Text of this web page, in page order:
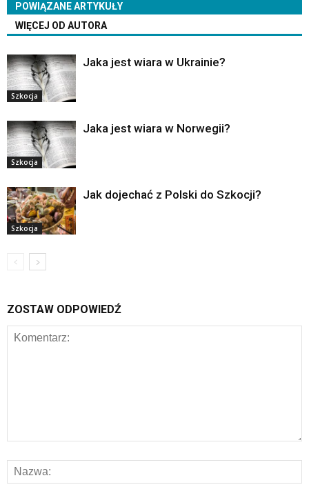
POWIĄZANE ARTYKUŁY
WIĘCEJ OD AUTORA
Szkocja
Jaka jest wiara w Ukrainie?
Szkocja
Jaka jest wiara w Norwegii?
Szkocja
Jak dojechać z Polski do Szkocji?
ZOSTAW ODPOWIEDŹ